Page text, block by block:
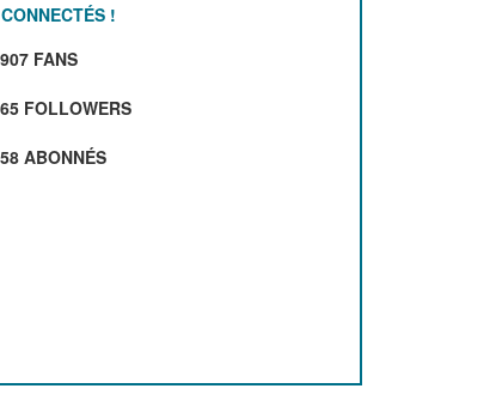
!
FANS
FOLLOWERS
ABONNÉS